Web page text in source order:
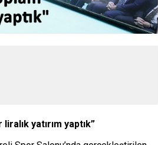
yatırım yaptık”